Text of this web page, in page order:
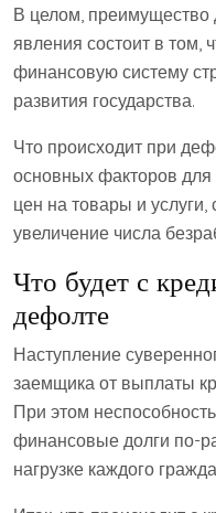
В целом, преимущество
явления состоит в том,
финансовую систему
развития государства.
Что происходит при
основных факторов
цен на товары и
увеличение числа
Что будет с
дефолте
Наступление
заемщика от выплаты
При этом
финансовые долги по-
нагрузке каждого